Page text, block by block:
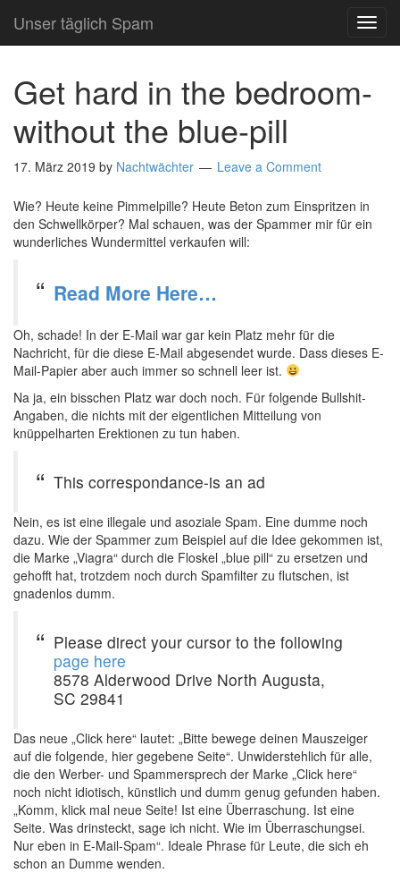
Unser täglich Spam
Get hard in the bedroom-
without the blue-pill
17. März 2019 by Nachtwächter Leave a Comment
Wie? Heute keine Pimmelpille? Heute Beton zum Einspritzen in
den Schwellkörper? Mal schauen, was der Spammer mir für ein
wunderliches Wundermittel verkaufen will:
Read More Here…
Oh, schade! In der E-Mail war gar kein Platz mehr für die
Nachricht, für die diese E-Mail abgesendet wurde. Dass dieses E-
Mail-Papier aber auch immer so schnell leer ist.
Na ja, ein bisschen Platz war doch noch. Für folgende Bullshit-
Angaben, die nichts mit der eigentlichen Mitteilung von
knüppelharten Erektionen zu tun haben.
This correspondance-is an ad
Nein, es ist eine illegale und asoziale Spam. Eine dumme noch
dazu. Wie der Spammer zum Beispiel auf die Idee gekommen ist,
die Marke „Viagra“ durch die Floskel „blue pill“ zu ersetzen und
gehofft hat, trotzdem noch durch Spamfilter zu flutschen, ist
gnadenlos dumm.
Please direct your cursor to the following
page here
8578 Alderwood Drive North Augusta,
SC 29841
Das neue „Click here“ lautet: „Bitte bewege deinen Mauszeiger
auf die folgende, hier gegebene Seite“. Unwiderstehlich für alle,
die den Werber- und Spammersprech der Marke „Click here“
noch nicht idiotisch, künstlich und dumm genug gefunden haben.
„Komm, klick mal neue Seite! Ist eine Überraschung. Ist eine
Seite. Was drinsteckt, sage ich nicht. Wie im Überraschungsei.
Nur eben in E-Mail-Spam“. Ideale Phrase für Leute, die sich eh
schon an Dumme wenden.